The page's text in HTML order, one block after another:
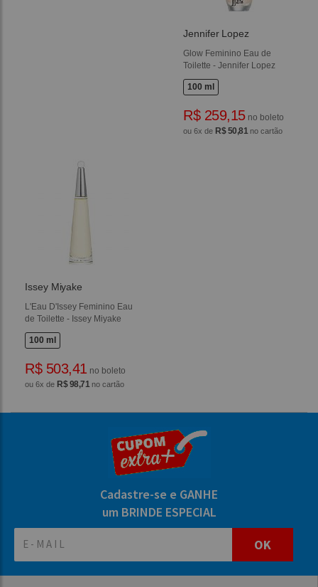
Jennifer Lopez
Glow Feminino Eau de
Toilette - Jennifer Lopez
100 ml
R$ 259,15no boleto
ou 6x de R$ 50,81 no cartão
Issey Miyake
L'Eau D'Issey Feminino Eau
de Toilette - Issey Miyake
100 ml
R$ 503,41 no boleto
ou 6x de R$ 98,71 no cartão
Cadastre-se e GANHE
um BRINDE ESPECIAL
OK